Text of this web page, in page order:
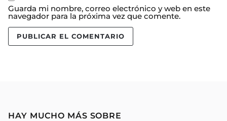
Guarda mi nombre, correo electrónico y web en este
navegador para la próxima vez que comente.
HAY MUCHO MÁS SOBRE